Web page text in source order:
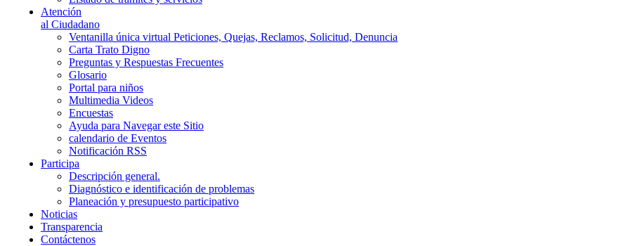
Atención
al Ciudadano
Ventanilla única virtual Peticiones, Quejas, Reclamos, Solicitud, Denuncia
Carta Trato Digno
Preguntas y Respuestas Frecuentes
Glosario
Portal para niños
Multimedia Videos
Encuestas
Ayuda para Navegar este Sitio
calendario de Eventos
Notificación RSS
Participa
Descripción general.
Diagnóstico e identificación de problemas
Planeación y presupuesto participativo
Noticias
Transparencia
Contáctenos